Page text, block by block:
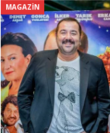
MAGAZIN